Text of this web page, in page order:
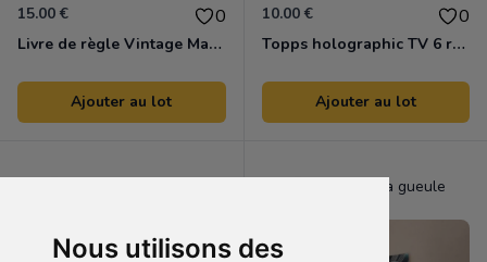
Nous utilisons des
15.00 € 0
Livre de règle Vintage Magic "Portal" Français
Ajouter au lot
10.00 € 0
Topps holographic TV 6 racaillou
Ajouter au lot
Elspeth la gueule